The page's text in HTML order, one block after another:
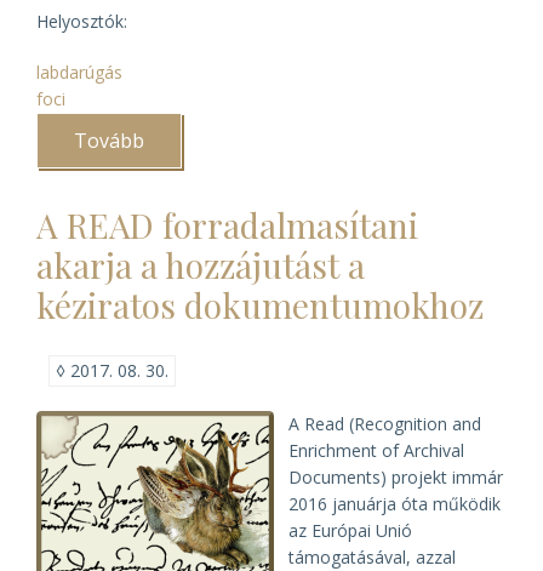
Helyosztók:
labdarúgás
foci
Tovább
foci
eredményei)
A READ forradalmasítani
akarja a hozzájutást a
kéziratos dokumentumokhoz
◊ 2017. 08. 30.
A Read (Recognition and
Enrichment of Archival
Documents) projekt immár
2016 januárja óta működik
az Európai Unió
támogatásával, azzal